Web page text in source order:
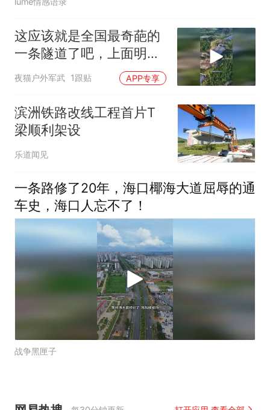
这应该就是全国最奇葩的
一条隧道了吧，上面明明
没有山
夜猫户外军武 1跟贴 APP专享
滨洲铁路改线工程首片T
梁顺利架设
乐道闻见
一条路修了20年，海口椰海大道屈辱的通
车史，海口人忘不了！
战争黑匣子